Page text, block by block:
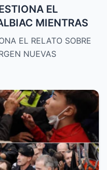
EL
MIENTRAS
EL RELATO SOBRE
NUEVAS